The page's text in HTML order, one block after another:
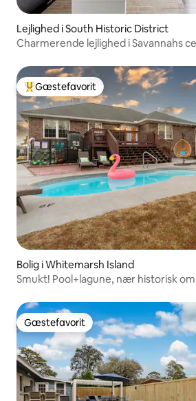
Lejlighed i South Historic District
Charmerende lejlighed i Savannahs
Bedste gæstefavorit
Gæstefavorit
Bolig i Whitemarsh Island
Smukt! Pool+lagune, nær historisk
Gæstefavorit
Gæstefavorit